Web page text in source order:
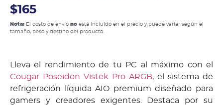
$165
Nota: El costo de envío no está incluido en el precio y puede variar según el
tamaño, peso y destino del producto.
Lleva el rendimiento de tu PC al máximo con el
Cougar Poseidon Vistek Pro ARGB, el sistema de
refrigeración líquida AIO premium diseñado para
gamers y creadores exigentes. Destaca por su